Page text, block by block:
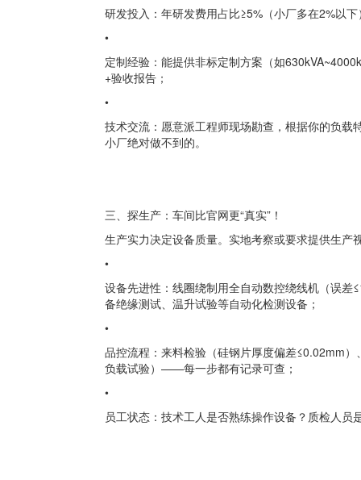
研发投入：年研发费用占比≥5%（小厂多在2%以
•
定制经验：能提供非标定制方案（如
+验收报告；
•
技术交流：愿意派工程师现场勘查，根据你的负
小厂绝对做不到的。
三、探生产：车间比官网更“真实”！
生产实力决定设备质量。实地考察或要求提供生产
•
设备先进性：线圈绕制用全自动数控绕线机（误
备绝缘测试、温升试验等自动化检测设备；
•
品控流程：来料检验（硅钢片厚度偏差≤0.02mm
负载试验）——每一步都有记录可查；
•
员工状态：技术工人是否熟练操作设备？质检人